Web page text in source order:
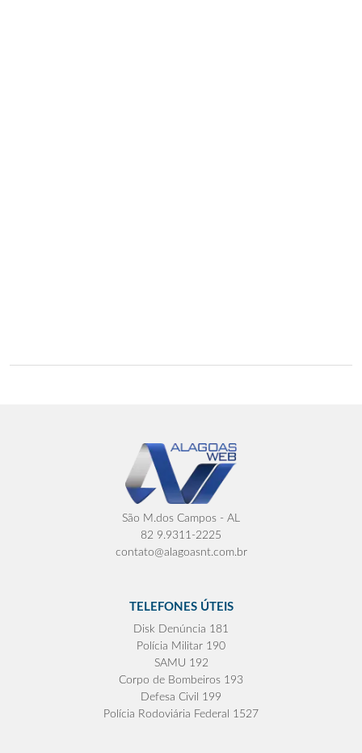
São M.dos Campos - AL
82 9.9311-2225
contato@alagoasnt.com.br
TELEFONES ÚTEIS
Disk Denúncia 181
Polícia Militar 190
SAMU 192
Corpo de Bombeiros 193
Defesa Civil 199
Polícia Rodoviária Federal 1527